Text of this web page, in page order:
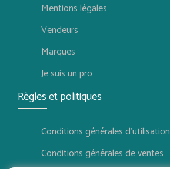
Mentions légales
Vendeurs
Marques
Je suis un pro
Règles et politiques
Conditions générales d'utilisation
Conditions générales de ventes